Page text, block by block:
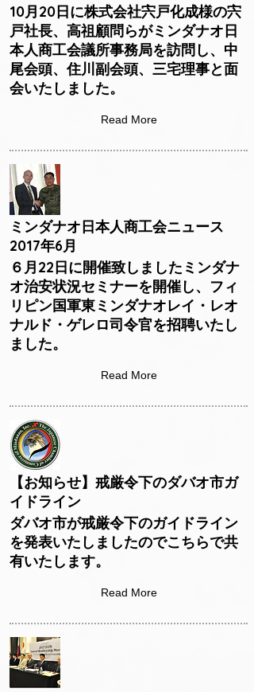
10月20日に株式会社宍戸化成様の宍
戸社長、高祖顧問らがミンダナオ日
本人商工会議所事務局を訪問し、中
尾会頭、住川副会頭、三宅理事と面
会いたしました。
Read More
ミンダナオ日本人商工会ニュース
2017年6月
６月22日に開催致しましたミンダナ
オ治安状況セミナーを開催し、フィ
リピン国軍東ミンダナオレイ・レオ
ナルド・ゲレロ司令官を招聘いたし
ました。
Read More
【お知らせ】戒厳令下のダバオ市ガ
イドライン
ダバオ市が戒厳令下のガイドライン
を発表いたしましたのでこちらで共
有いたします。
Read More